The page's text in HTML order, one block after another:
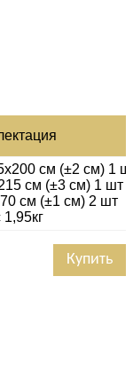
см (±2 см) 1
см (±3 см) 1 шт
см (±1 см) 2 шт
1,95кг
Купить